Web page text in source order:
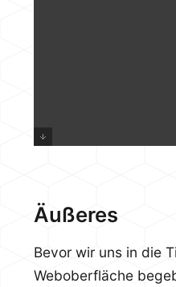
Äußeres
Bevor wir uns in die
Weboberfläche